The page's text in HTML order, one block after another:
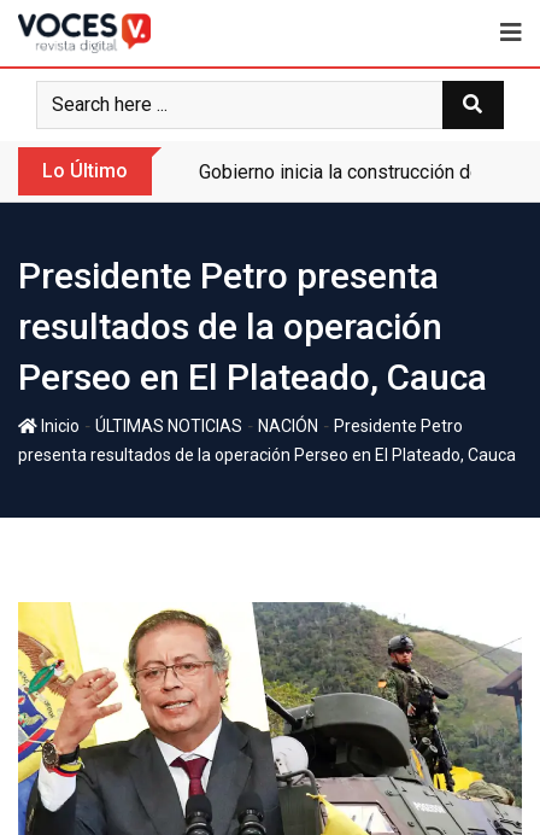
Lo Último Gobierno inicia la construcción de la
Presidente Petro presenta
resultados de la operación
Perseo en El Plateado, Cauca
Inicio - ÚLTIMAS NOTICIAS - NACIÓN - Presidente Petro
presenta resultados de la operación Perseo en El Plateado, Cauca